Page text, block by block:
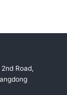
Road,